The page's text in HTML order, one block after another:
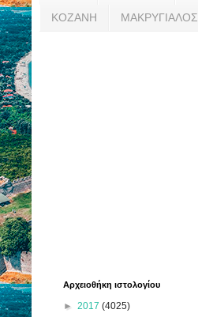
ΚΟΖΑΝΗ ΜΑΚΡΥΓΙΑΛΟΣ
Αρχειοθήκη ιστολογίου
► 2017 (4025)